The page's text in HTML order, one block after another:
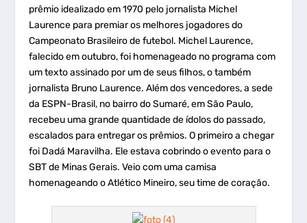
prêmio idealizado em 1970 pelo jornalista Michel
Laurence para premiar os melhores jogadores do
Campeonato Brasileiro de futebol. Michel Laurence,
falecido em outubro, foi homenageado no programa com
um texto assinado por um de seus filhos, o também
jornalista Bruno Laurence. Além dos vencedores, a sede
da ESPN-Brasil, no bairro do Sumaré, em São Paulo,
recebeu uma grande quantidade de ídolos do passado,
escalados para entregar os prêmios. O primeiro a chegar
foi Dadá Maravilha. Ele estava cobrindo o evento para o
SBT de Minas Gerais. Veio com uma camisa
homenageando o Atlético Mineiro, seu time de coração.